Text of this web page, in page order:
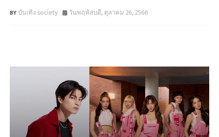
บันเทิง society วันพฤหัสบดี, ตุลาคม 26, 2566